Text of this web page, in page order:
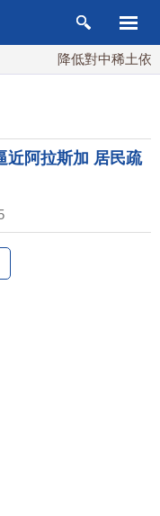
降低對中稀土依
近阿拉斯加 居民疏